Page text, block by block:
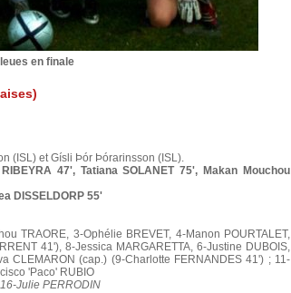
en finale
(ISL) et Gísli Þór Þórarinsson (ISL).
47', Tatiana SOLANET 75', Makan Mouchou
DISSELDORP 55'
TRAORE, 3-Ophélie BREVET, 4-Manon POURTALET,
41'), 8-Jessica MARGARETTA, 6-Justine DUBOIS,
CLEMARON (cap.) (9-Charlotte FERNANDES 41') ; 11-
'Paco' RUBIO
Julie PERRODIN